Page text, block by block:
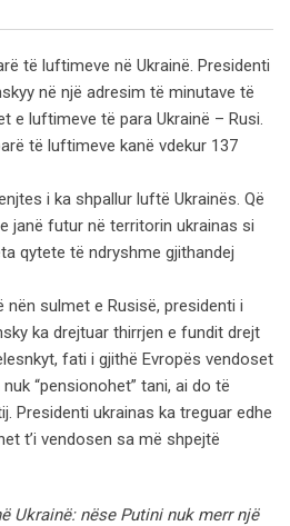
të luftimeve në Ukrainë. Presidenti
në një adresim të minutave të
e luftimeve të para Ukrainë – Rusi.
të luftimeve kanë vdekur 137
i ka shpallur luftë Ukrainës. Që
janë futur në territorin ukrainas si
qytete të ndryshme gjithandej
sulmet e Rusisë, presidenti i
ka drejtuar thirrjen e fundit drejt
fati i gjithë Evropës vendoset
“pensionohet” tani, ai do të
Presidenti ukrainas ka treguar edhe
t’i vendosen sa më shpejtë
Ukrainë: nëse Putini nuk merr një